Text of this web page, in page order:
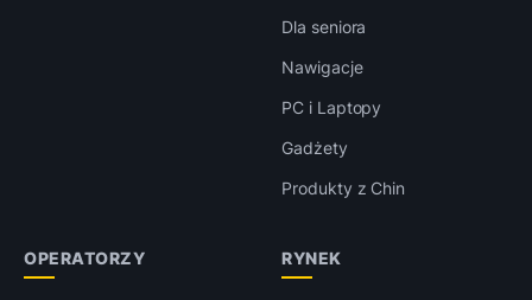
Dla seniora
Nawigacje
PC i Laptopy
Gadżety
Produkty z Chin
OPERATORZY RYNEK